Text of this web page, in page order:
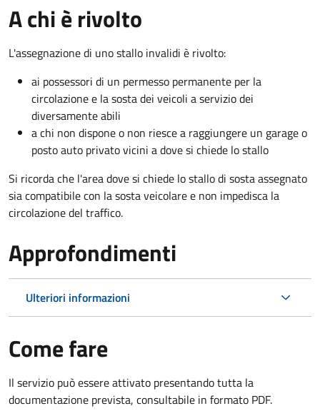
A chi è rivolto
L'assegnazione di uno stallo invalidi è rivolto:
ai possessori di un permesso permanente per la
circolazione e la sosta dei veicoli a servizio dei
diversamente abili
a chi non dispone o non riesce a raggiungere un garage o
posto auto privato vicini a dove si chiede lo stallo
Si ricorda che l'area dove si chiede lo stallo di sosta assegnato
sia compatibile con la sosta veicolare e non impedisca la
circolazione del traffico.
Approfondimenti
Ulteriori informazioni
Come fare
Il servizio può essere attivato presentando tutta la
documentazione prevista, consultabile in formato PDF.